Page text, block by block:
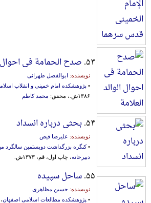
۵۳. صدح الحمامة فی احوال
نویسنده: ابوالفضل طهرانی
• پژوهشکده امام خمینی و انقلاب
۱۳۸۶ش.، محقق:
محمد کاظم
۵۴. بحثی درباره انسداد
نویسنده: علیرضا فیض
•کنگره بزرگداشت دویستمین سالگرد
دبیرخانه، چاپ اول، قم، ۱۳۷۳ش.
۵۵. ساحل سپیده
نویسنده: حسین مظاهری
• پژوهشکده مطالعات اسلامی اصفهان